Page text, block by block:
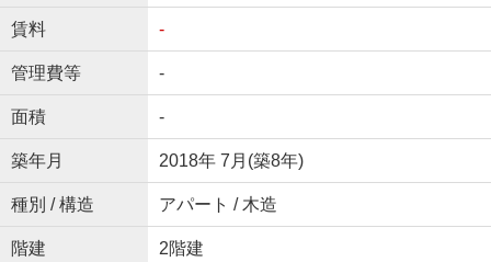
賃料 -
管理費等 -
面積 -
築年月 2018年 7月(築8年)
種別 / 構造 アパート / 木造
階建 2階建